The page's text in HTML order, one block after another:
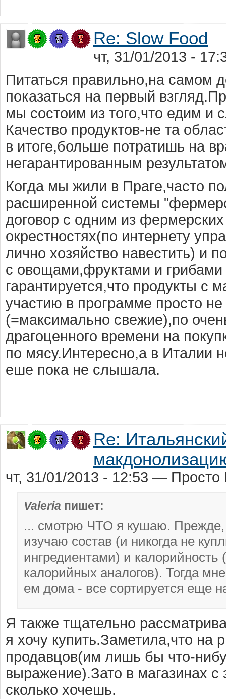
Re: Slow Food
чт, 31/01/2013 -
Питаться правильно,на самом
показаться на первый
мы состоим из того,что едим и
Качество продуктов-не та
в итоге,больше потратишь на
негарантированным
Когда мы жили в Праге,часто
расширенной системы
договор с одним из
окрестностях(по интернету
лично хозяйство навестить) и
с овощами,фруктами и
гарантируется,что продукты с
участию в программе просто
(=максимально свежие),по
драгоценного времени на
по мясу.Интересно,а в Италии
еше пока не слышала.
Re:
чт, 31/01/2013 - 12:53 —
Valeria пишет:
... смотрю ЧТО я кушаю. Прежде,
изучаю состав (и никогда не
ингредиентами) и
калорийных аналогов). Тогда
ем дома - все сортируется еще
Я также тщательно
я хочу купить.Заметила,что на
продавцов(им лишь бы что-
выражение).Зато в магазинах
сколько хочешь.